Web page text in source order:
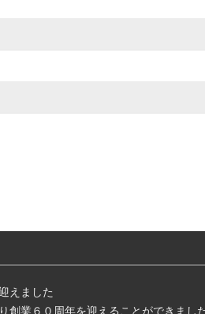
えました
創業６０周年を迎えることができました